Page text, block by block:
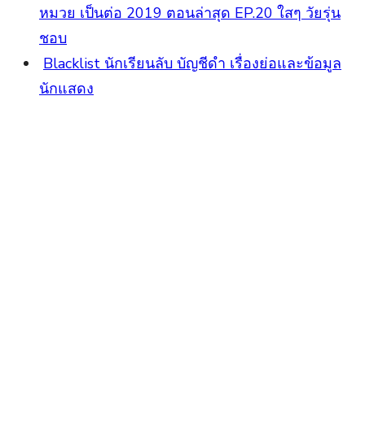
หมวย เป็นต่อ 2019 ตอนล่าสุด EP.20 ใสๆ วัยรุ่น
ชอบ
Blacklist นักเรียนลับ บัญชีดำ เรื่องย่อและข้อมูล
นักแสดง